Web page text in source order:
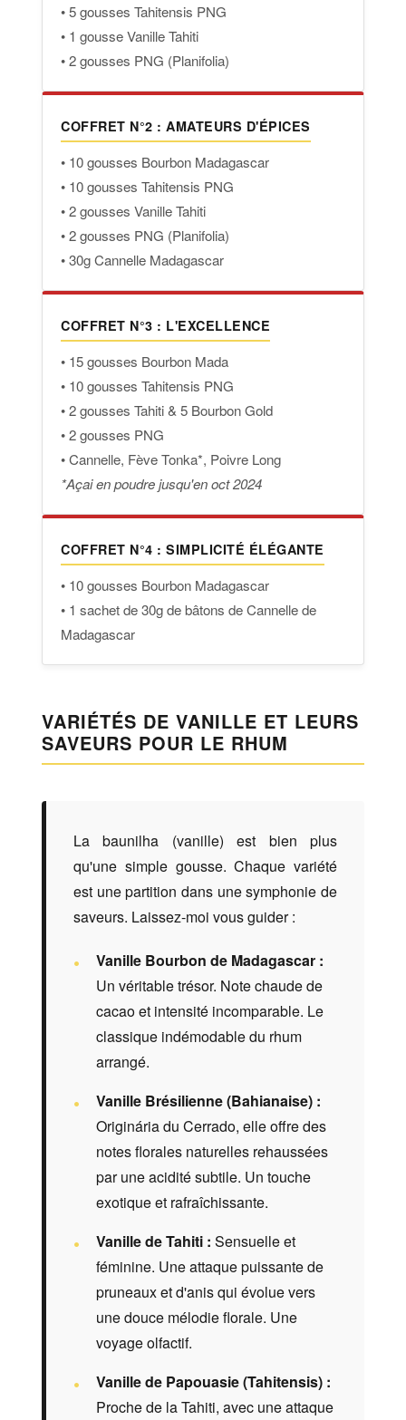
• 5 gousses Tahitensis PNG
• 1 gousse Vanille Tahiti
• 2 gousses PNG (Planifolia)
COFFRET N°2 : AMATEURS D'ÉPICES
• 10 gousses Bourbon Madagascar
• 10 gousses Tahitensis PNG
• 2 gousses Vanille Tahiti
• 2 gousses PNG (Planifolia)
• 30g Cannelle Madagascar
COFFRET N°3 : L'EXCELLENCE
• 15 gousses Bourbon Mada
• 10 gousses Tahitensis PNG
• 2 gousses Tahiti & 5 Bourbon Gold
• 2 gousses PNG
• Cannelle, Fève Tonka*, Poivre Long
*Açai en poudre jusqu'en oct 2024
COFFRET N°4 : SIMPLICITÉ ÉLÉGANTE
• 10 gousses Bourbon Madagascar
• 1 sachet de 30g de bâtons de Cannelle de
Madagascar
VARIÉTÉS DE VANILLE ET LEURS
SAVEURS POUR LE RHUM
La baunilha (vanille) est bien plus
qu'une simple gousse. Chaque variété
est une partition dans une symphonie de
saveurs. Laissez-moi vous guider :
Vanille Bourbon de Madagascar :
Un véritable trésor. Note chaude de
cacao et intensité incomparable. Le
classique indémodable du rhum
arrangé.
Vanille Brésilienne (Bahianaise) :
Originária du Cerrado, elle offre des
notes florales naturelles rehaussées
par une acidité subtile. Un touche
exotique et rafraîchissante.
Vanille de Tahiti : Sensuelle et
féminine. Une attaque puissante de
pruneaux et d'anis qui évolue vers
une douce mélodie florale. Une
voyage olfactif.
Vanille de Papouasie (Tahitensis) :
Proche de la Tahiti, avec une attaque